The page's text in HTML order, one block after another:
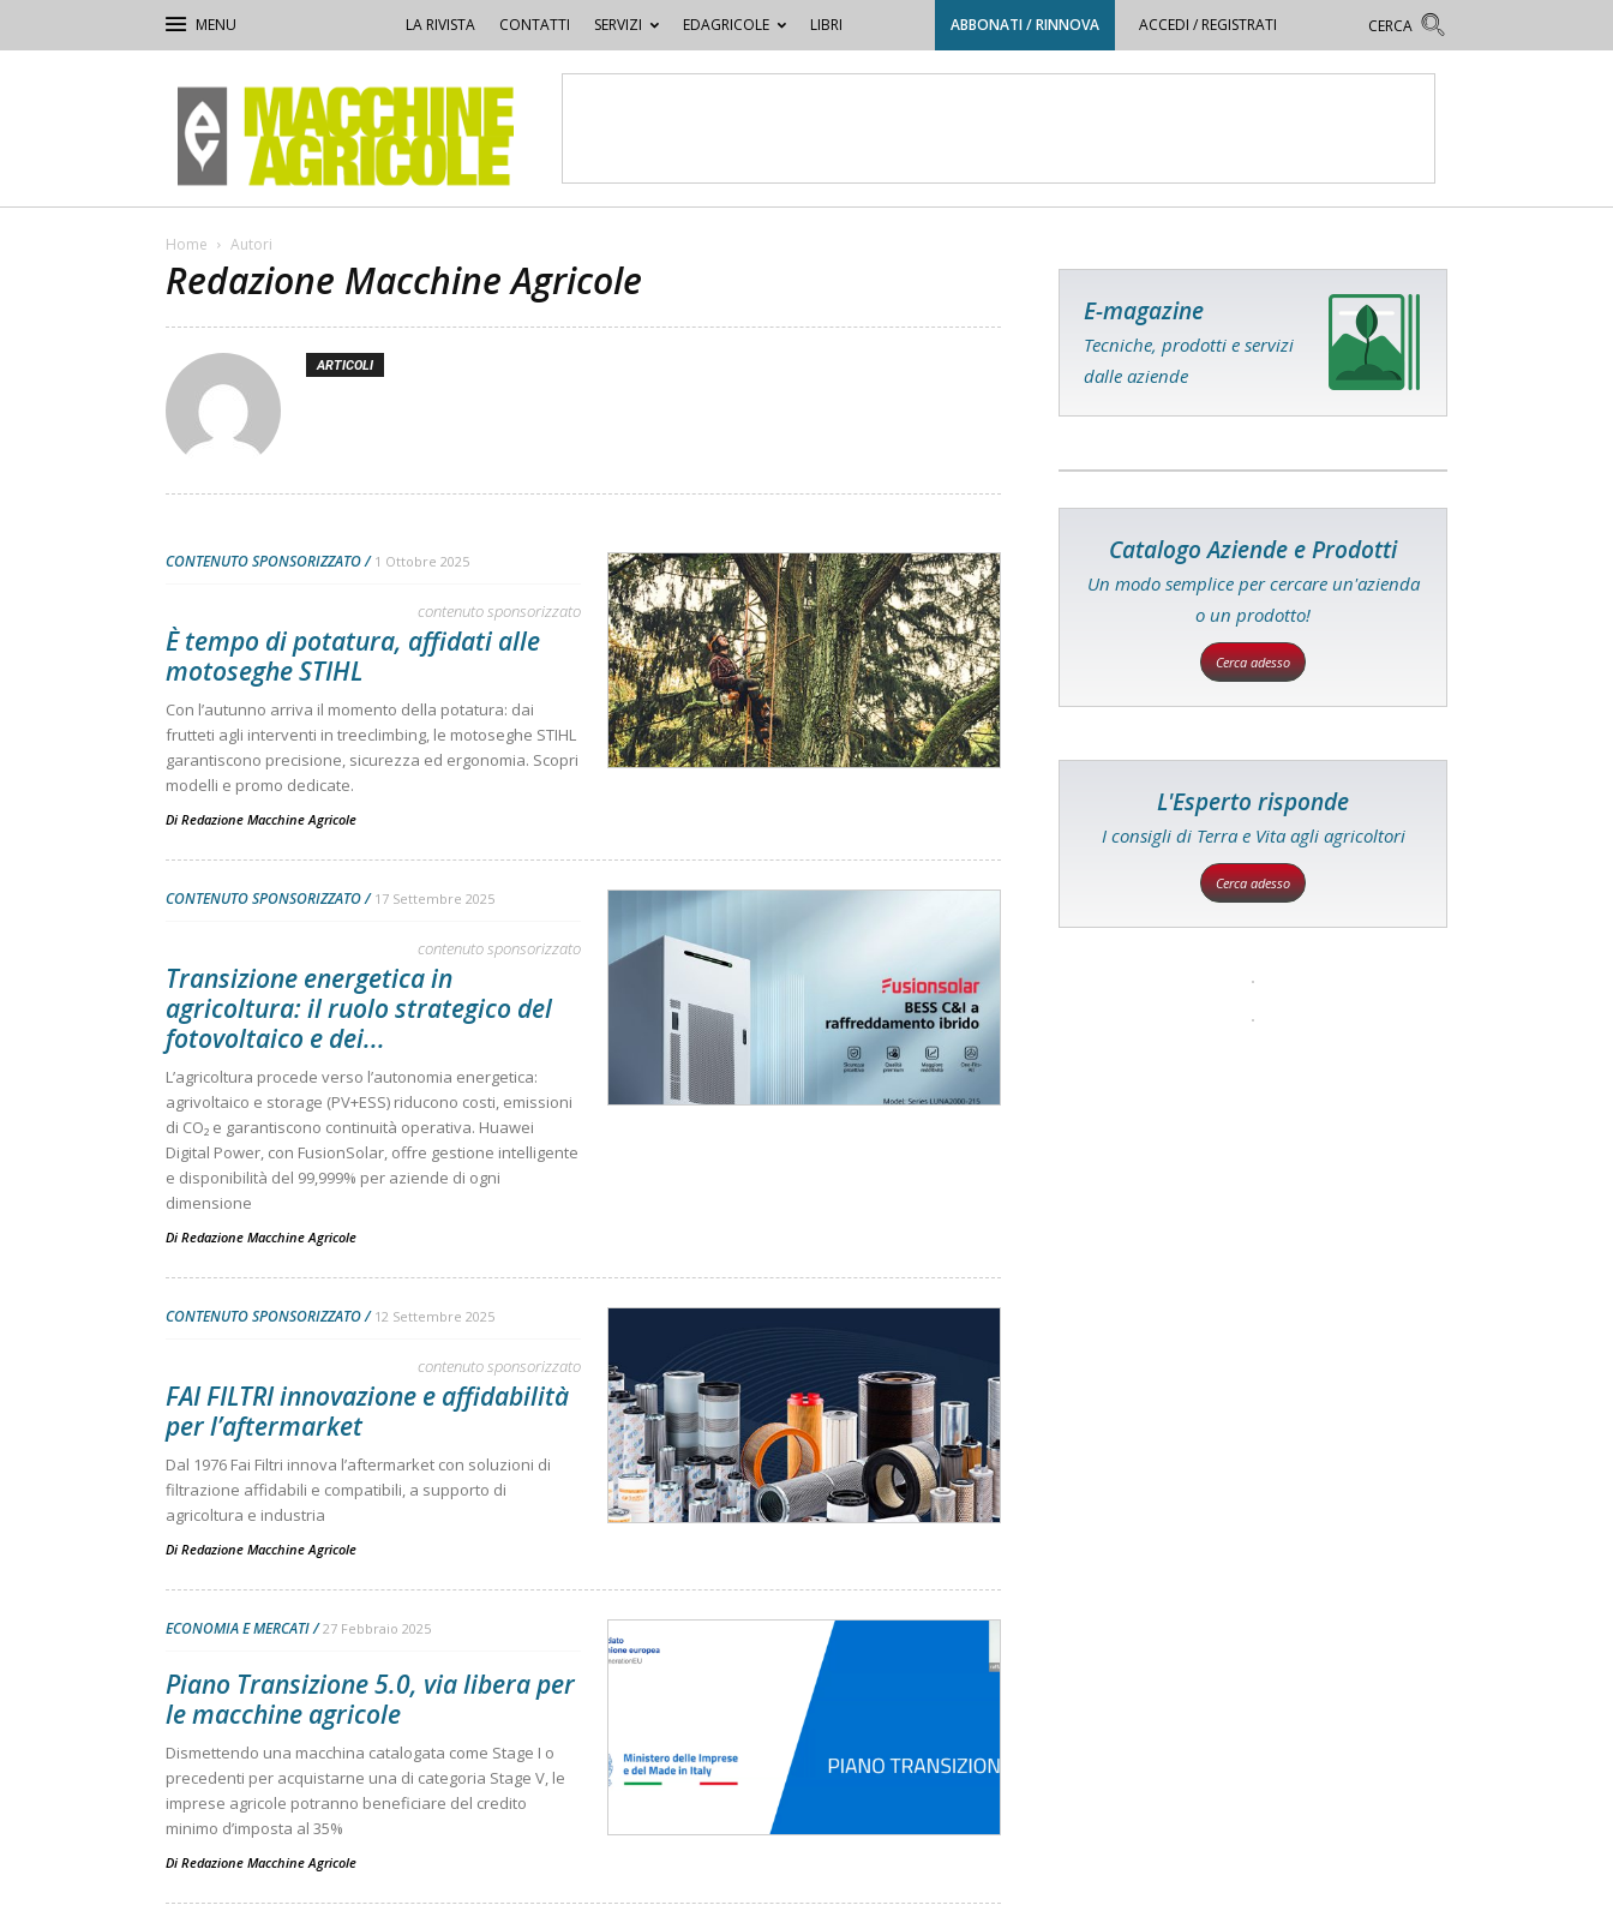
LA RIVISTA CONTATTI SERVIZI EDAGRICOLE LIBRI ABBONATI / RINNOVA ACCEDI / REGISTRATI
Macchine
Agricole
Home Autori
Redazione Macchine Agricole
ARTICOLI
CONTENUTO SPONSORIZZATO 1 Ottobre 2025
contenuto sponsorizzato
È tempo di potatura, affidati alle
motoseghe STIHL
Con l’autunno arriva il momento della potatura: dai
frutteti agli interventi in treeclimbing, le motoseghe STIHL
garantiscono precisione, sicurezza ed ergonomia. Scopri
modelli e promo dedicate.
Di Redazione Macchine Agricole
CONTENUTO SPONSORIZZATO 17 Settembre 2025
contenuto sponsorizzato
Transizione energetica in
agricoltura: il ruolo strategico del
fotovoltaico e dei...
L’agricoltura procede verso l’autonomia energetica:
agrivoltaico e storage (PV+ESS) riducono costi, emissioni
di CO₂ e garantiscono continuità operativa. Huawei
Digital Power, con FusionSolar, offre gestione intelligente
e disponibilità del 99,999% per aziende di ogni
dimensione
Di Redazione Macchine Agricole
CONTENUTO SPONSORIZZATO 12 Settembre 2025
contenuto sponsorizzato
FAI FILTRI innovazione e affidabilità
per l’aftermarket
Dal 1976 Fai Filtri innova l’aftermarket con soluzioni di
filtrazione affidabili e compatibili, a supporto di
agricoltura e industria
Di Redazione Macchine Agricole
ECONOMIA E MERCATI 27 Febbraio 2025
Piano Transizione 5.0, via libera per
le macchine agricole
Dismettendo una macchina catalogata come Stage I o
precedenti per acquistarne una di categoria Stage V, le
imprese agricole potranno beneficiare del credito
minimo d’imposta al 35%
Di Redazione Macchine Agricole
E-magazine
Tecniche, prodotti e servizi
dalle aziende
Catalogo Aziende e Prodotti
Un modo semplice per cercare un'azienda
o un prodotto!
Cerca adesso
L'Esperto risponde
I consigli di Terra e Vita agli agricoltori
Cerca adesso